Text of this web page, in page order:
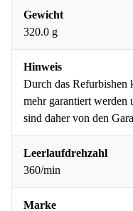
Gewicht
320.0 g
Hinweis
Durch das
mehr garantiert werden
sind daher von den
Leerlaufdrehzahl
360/min
Marke